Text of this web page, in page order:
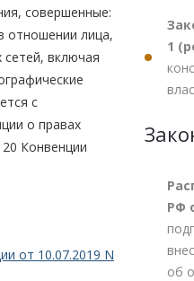
совершенные:
отношении лица,
включая
с
о правах
Конвенции
от 10.07.2019 N
1
РФ
об